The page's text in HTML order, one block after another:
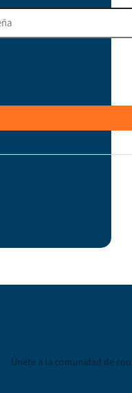
Únete a la comunidad de